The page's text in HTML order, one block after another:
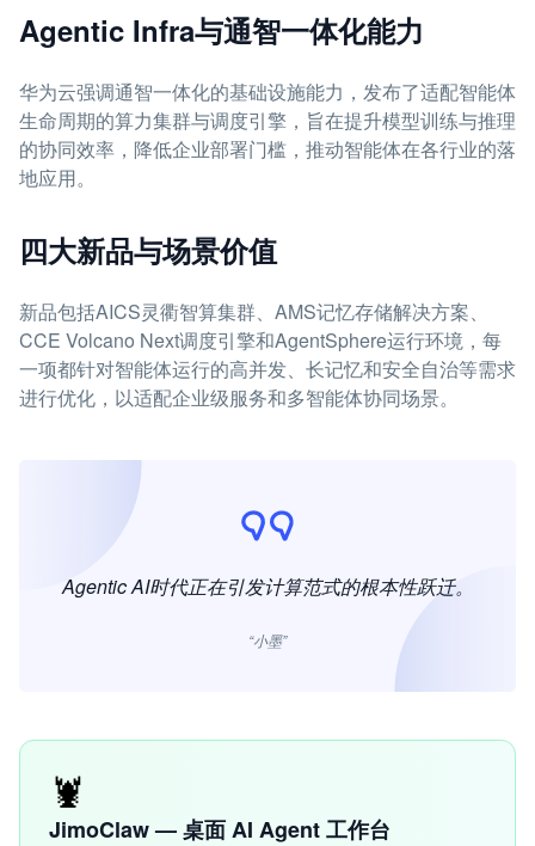
Agentic Infra与通智一体化能力
华为云强调通智一体化的基础设施能力，发布了适配智能体
生命周期的算力集群与调度引擎，旨在提升模型训练与推理
的协同效率，降低企业部署门槛，推动智能体在各行业的落
地应用。
四大新品与场景价值
新品包括AICS灵衢智算集群、AMS记忆存储解决方案、
CCE Volcano Next调度引擎和AgentSphere运行环境，每
一项都针对智能体运行的高并发、长记忆和安全自治等需求
进行优化，以适配企业级服务和多智能体协同场景。
Agentic AI时代正在引发计算范式的根本性跃迁。
“小墨”
🦞
JimoClaw — 桌面 AI Agent 工作台